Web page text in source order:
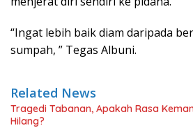
“Ingat lebih baik diam daripada
sumpah, ” Tegas Albuni.
Related News
Tragedi Tabanan, Apakah Rasa
Hilang?